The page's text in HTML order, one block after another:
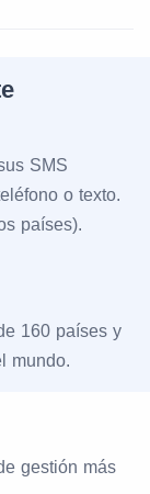
SMS
o texto.
países).
160 países y
mundo.
gestión más